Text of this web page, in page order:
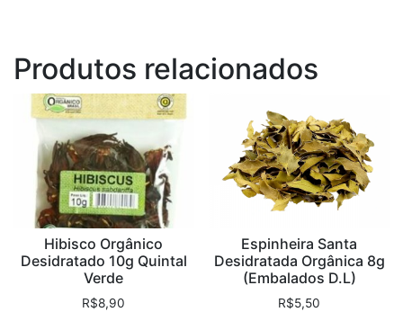
Produtos relacionados
Hibisco Orgânico
Desidratado 10g Quintal
Verde
R$8,90
Espinheira Santa
Desidratada Orgânica 8g
(Embalados D.L)
R$5,50